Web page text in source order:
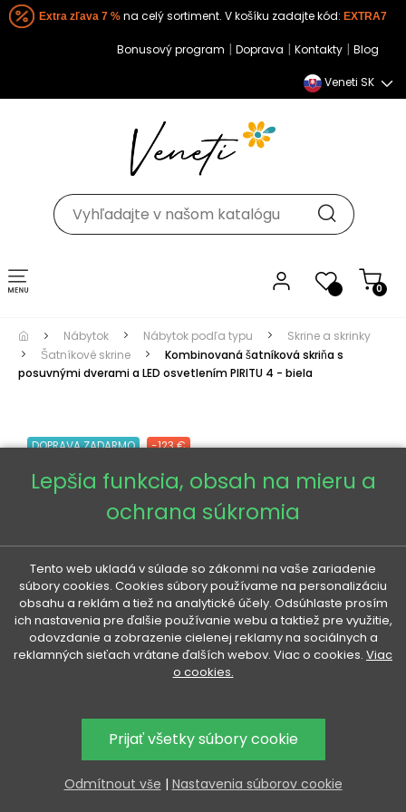
Extra zľava 7 % na celý sortiment. V košíku zadajte kód:
EXTRA7
Bonusový program | Doprava | Kontakty | Blog
Veneti SK
0
Toggle navigation
Nábytok Nábytok podľa typu
Skrine a skrinky
Šatníkové skrine
Kombinovaná šatníková skriňa s
posuvnými dverami a LED osvetlením PIRITU 4 - biela
DOPRAVA ZADARMO -123 €
Lepšia funkcia, obsah na mieru a
ochrana súkromia
Tento web ukladá v súlade so zákonmi na vaše zariadenie
súbory cookies. Cookies súbory používame na personalizáciu
obsahu a reklám a tiež na analytické účely. Odsúhlaste prosím
ich nastavenia pre ďalšie používanie webu a taktiež pre využitie,
odovzdanie a zobrazenie cielenej reklamy na sociálnych a
reklamných sieťach vrátane ďalších webov. Viac o cookies.
Viac o cookies.
Prijať všetky súbory cookie
Odmítnout vše | Nastavenia súborov cookie